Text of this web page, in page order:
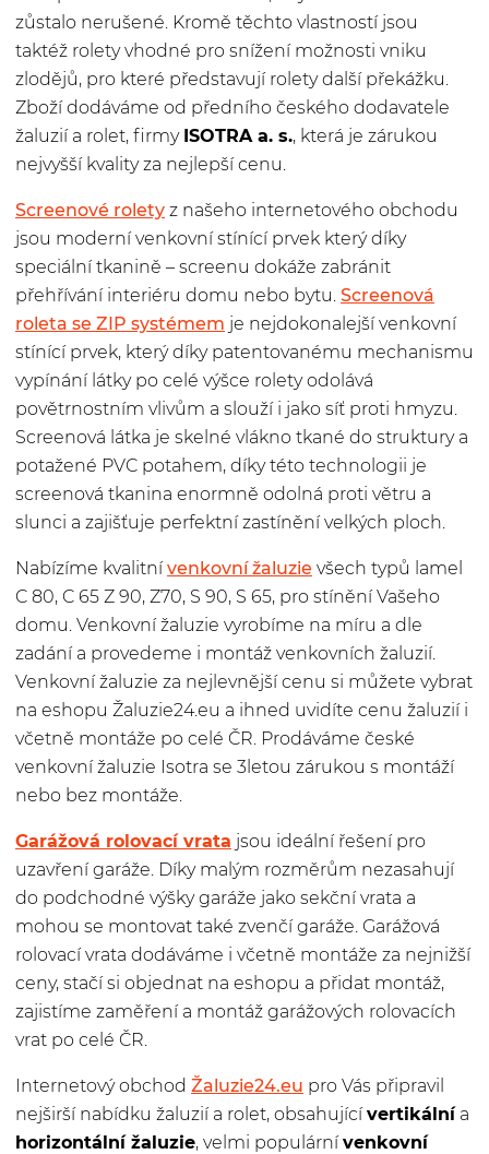
zůstalo nerušené. Kromě těchto vlastností jsou
taktéž rolety vhodné pro snížení možnosti vniku
zlodějů, pro které představují rolety další překážku.
Zboží dodáváme od předního českého dodavatele
žaluzií a rolet, firmy ISOTRA a. s., která je zárukou
nejvyšší kvality za nejlepší cenu.
Screenové rolety z našeho internetového obchodu
jsou moderní venkovní stínící prvek který díky
speciální tkanině – screenu dokáže zabránit
přehřívání interiéru domu nebo bytu. Screenová
roleta se ZIP systémem je nejdokonalejší venkovní
stínící prvek, který díky patentovanému mechanismu
vypínání látky po celé výšce rolety odolává
povětrnostním vlivům a slouží i jako síť proti hmyzu.
Screenová látka je skelné vlákno tkané do struktury a
potažené PVC potahem, díky této technologii je
screenová tkanina enormně odolná proti větru a
slunci a zajišťuje perfektní zastínění velkých ploch.
Nabízíme kvalitnívenkovní žaluzie všech typů lamel
C 80, C 65 Z 90, Z70, S 90, S 65, pro stínění Vašeho
domu. Venkovní žaluzie vyrobíme na míru a dle
zadání a provedeme i montáž venkovních žaluzií.
Venkovní žaluzie za nejlevnější cenu si můžete vybrat
na eshopu Žaluzie24.eu a ihned uvidíte cenu žaluzií i
včetně montáže po celé ČR. Prodáváme české
venkovní žaluzie Isotra se 3letou zárukou s montáží
nebo bez montáže.
Garážová rolovací vrata jsou ideální řešení pro
uzavření garáže. Díky malým rozměrům nezasahují
do podchodné výšky garáže jako sekční vrata a
mohou se montovat také zvenčí garáže. Garážová
rolovací vrata dodáváme i včetně montáže za nejnižší
ceny, stačí si objednat na eshopu a přidat montáž,
zajistíme zaměření a montáž garážových rolovacích
vrat po celé ČR.
Internetový obchod Žaluzie24.eu pro Vás připravil
nejširší nabídku žaluzií a rolet, obsahujícívertikálnía
horizontální žaluzie, velmi populárnívenkovní